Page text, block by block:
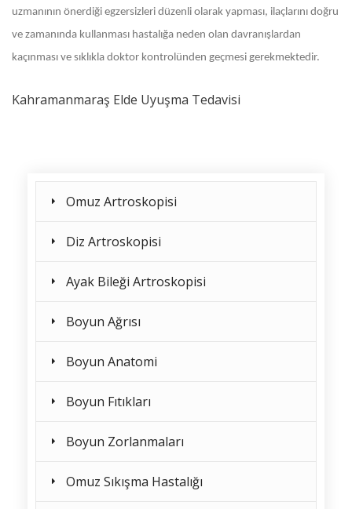
uzmanının önerdiği egzersizleri düzenli olarak yapması, ilaçlarını doğru
ve zamanında kullanması hastalığa neden olan davranışlardan
kaçınması ve sıklıkla doktor kontrolünden geçmesi gerekmektedir.
Kahramanmaraş Elde Uyuşma Tedavisi
Omuz Artroskopisi
Diz Artroskopisi
Ayak Bileği Artroskopisi
Boyun Ağrısı
Boyun Anatomi
Boyun Fıtıkları
Boyun Zorlanmaları
Omuz Sıkışma Hastalığı